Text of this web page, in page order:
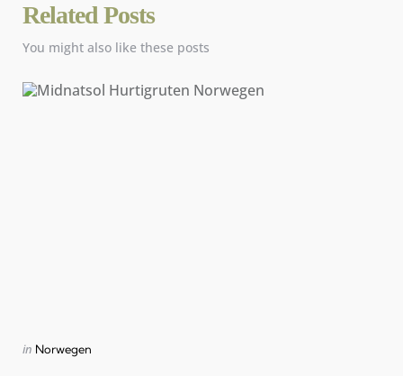
Related Posts
You might also like these posts
Categories
Posted
in Norwegen